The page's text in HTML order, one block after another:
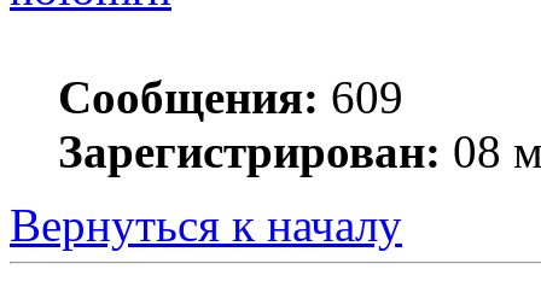
Сообщения: 609
Зарегистрирован: 08
Вернуться к началу